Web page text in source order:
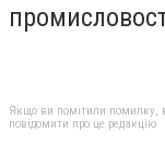
Якщо ви помітили помилку,
повідомити про це редакцію